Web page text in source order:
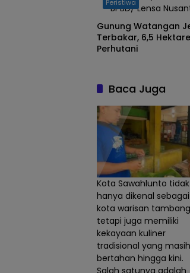
BPBD/ Lensa
Peristiwa
Gunung Watangan
Terbakar, 6,5
Perhutani
Baca Juga
Kota Sawahlunto tidak
hanya dikenal sebagai
kota warisan
tetapi juga memiliki
kekayaan kuliner
tradisional yang masih
bertahan hingga kini.
Salah satunya adalah